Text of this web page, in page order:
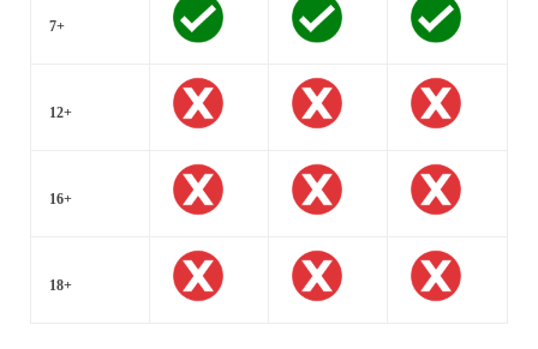
7+
12+
16+
18+